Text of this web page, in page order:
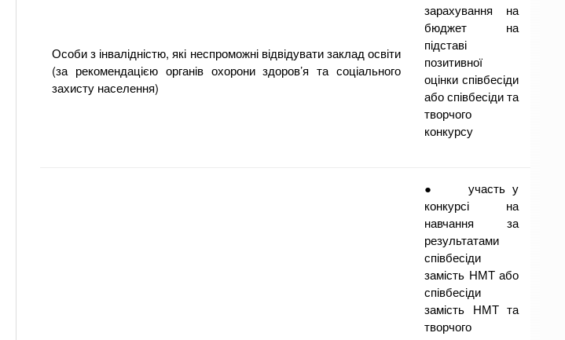
Особи з інвалідністю, які неспроможні відвідувати заклад освіти
(за рекомендацією органів охорони здоров’я та соціального
захисту населення)
зарахування на
бюджет на
підставі
позитивної
оцінки співбесіди
або співбесіди та
творчого
конкурсу
● участь у
конкурсі на
навчання за
результатами
співбесіди
замість НМТ або
співбесіди
замість НМТ та
творчого